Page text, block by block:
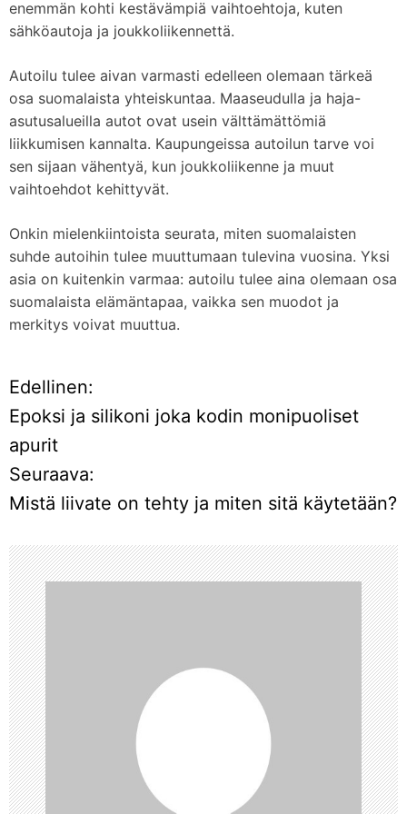
enemmän kohti kestävämpiä vaihtoehtoja, kuten
sähköautoja ja joukkoliikennettä.
Autoilu tulee aivan varmasti edelleen olemaan tärkeä
osa suomalaista yhteiskuntaa. Maaseudulla ja haja-
asutusalueilla autot ovat usein välttämättömiä
liikkumisen kannalta. Kaupungeissa autoilun tarve voi
sen sijaan vähentyä, kun joukkoliikenne ja muut
vaihtoehdot kehittyvät.
Onkin mielenkiintoista seurata, miten suomalaisten
suhde autoihin tulee muuttumaan tulevina vuosina. Yksi
asia on kuitenkin varmaa: autoilu tulee aina olemaan osa
suomalaista elämäntapaa, vaikka sen muodot ja
merkitys voivat muuttua.
A
r
t
k
k
e
l
i
e
Edellinen:
Epoksi ja silikoni joka kodin monipuoliset
apurit
Seuraava:
Mistä liivate on tehty ja miten sitä käytetään?